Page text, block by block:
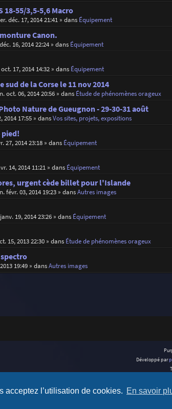
acceptez l’utilisation de cookies. En savoir
18-55/3,5-5,6 Macro
déc. 17, 2014 21:41» dans Équipement
Canon.
16, 2014 22:24» dans Équipement
17, 2014 14:32» dans Équipement
sud de la Corse le 11 nov 2014
oct. 06, 2014 20:56» dans Étude de phénomènes orageux
Nature de Gueugnon - 29-30-31 août
2014 17:55» dansVos sites, projets, expositions
pied!
27, 2014 23:18» dans Équipement
14, 2014 11:21» dans Équipement
urgent cède billet pour l'Islande
févr. 03, 2014 19:23» dansAutres images
19, 2014 23:26» dans Équipement
15, 2013 22:30» dans Étude de phénomènes orageux
19:49» dansAutres images
Développé par